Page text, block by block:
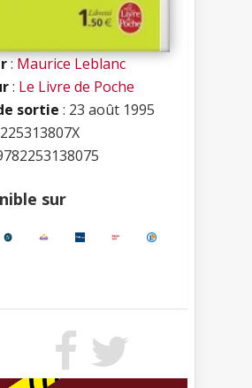
:Maurice Leblanc
: Le Livre de Poche
sortie : 23 août 1995
225313807X
sur